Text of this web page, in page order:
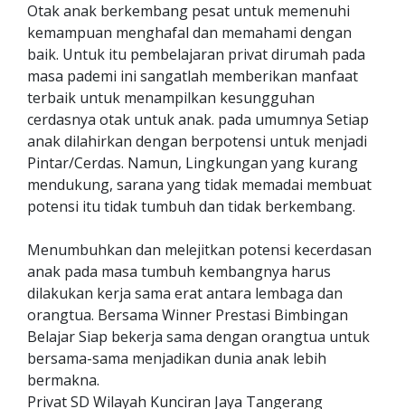
Otak anak berkembang pesat untuk memenuhi
kemampuan menghafal dan memahami dengan
baik. Untuk itu pembelajaran privat dirumah pada
masa pademi ini sangatlah memberikan manfaat
terbaik untuk menampilkan kesungguhan
cerdasnya otak untuk anak. pada umumnya Setiap
anak dilahirkan dengan berpotensi untuk menjadi
Pintar/Cerdas. Namun, Lingkungan yang kurang
mendukung, sarana yang tidak memadai membuat
potensi itu tidak tumbuh dan tidak berkembang.
Menumbuhkan dan melejitkan potensi kecerdasan
anak pada masa tumbuh kembangnya harus
dilakukan kerja sama erat antara lembaga dan
orangtua. Bersama Winner Prestasi Bimbingan
Belajar Siap bekerja sama dengan orangtua untuk
bersama-sama menjadikan dunia anak lebih
bermakna.
Privat SD Wilayah Kunciran Jaya Tangerang